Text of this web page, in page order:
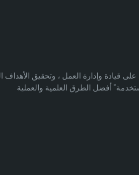
قيادة وإدارة العمل ، وتحقيق
أفضل الطرق العلمية والعملية